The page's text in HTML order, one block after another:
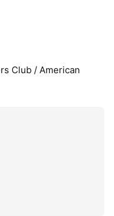
Club / American